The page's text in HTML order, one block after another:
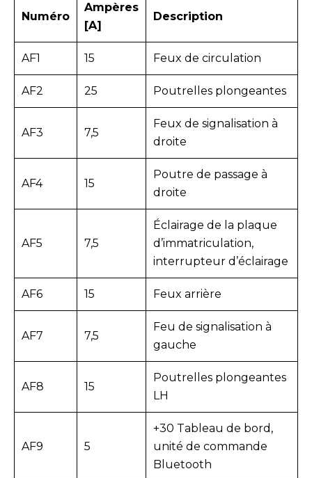
Numéro
Ampères
[A]
Description
AF1 15 Feux de circulation
AF2 25 Poutrelles plongeantes
AF3 7,5
Feux de signalisation à
droite
AF4 15
Poutre de passage à
droite
AF5 7,5
Éclairage de la plaque
d’immatriculation,
interrupteur d’éclairage
AF6 15 Feux arrière
AF7 7,5
Feu de signalisation à
gauche
AF8 15
Poutrelles plongeantes
LH
AF9 5
+30 Tableau de bord,
unité de commande
Bluetooth